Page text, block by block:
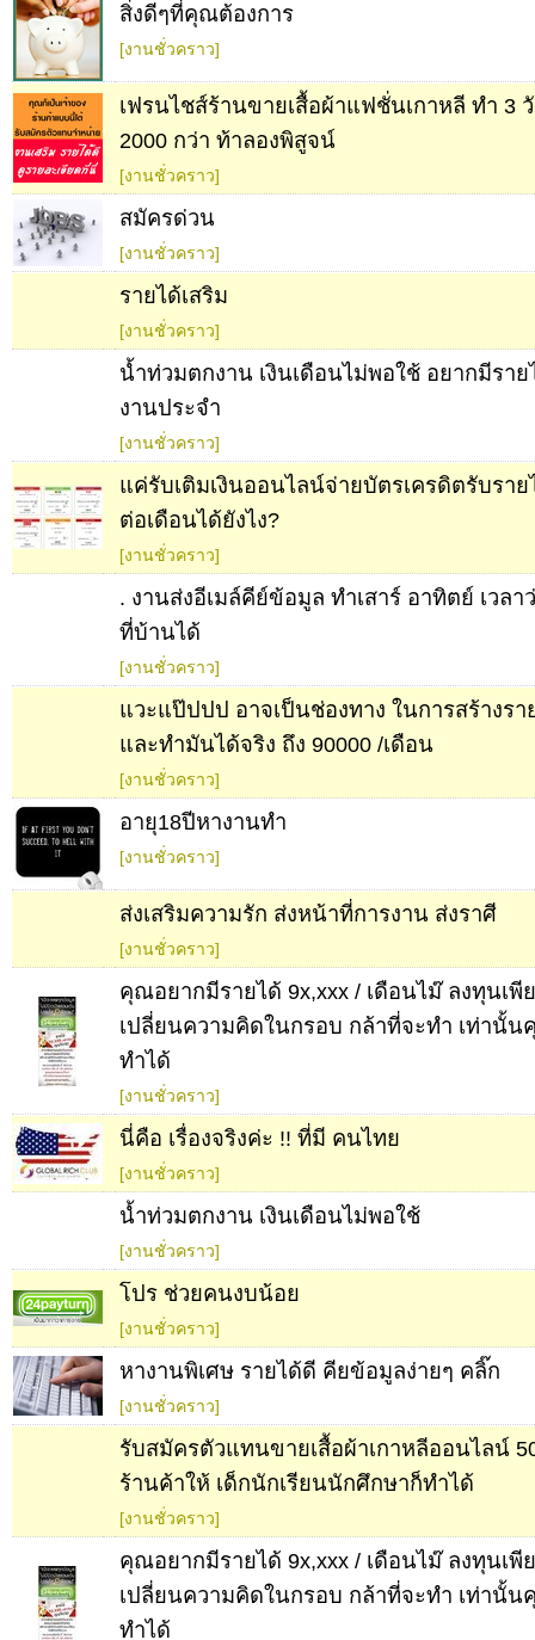
สิ่งดีๆที่คุณต้องการ
[งานชั่วคราว]
เฟรนไชส์ร้านขายเสื้อผ้าแฟชั่นเกาหลี ทำ 3
2000 กว่า ท้าลองพิสูจน์
[งานชั่วคราว]
สมัครด่วน
[งานชั่วคราว]
รายได้เสริม
[งานชั่วคราว]
น้ำท่วมตกงาน เงินเดือนไม่พอใช้ อยากมีรา
งานประจำ
[งานชั่วคราว]
แค่รับเติมเงินออนไลน์จ่ายบัตรเครดิตรับราย
ต่อเดือนได้ยังไง?
[งานชั่วคราว]
. งานส่งอีเมล์คีย์ข้อมูล ทำเสาร์ อาทิตย์ เวลา
ที่บ้านได้
[งานชั่วคราว]
แวะแป๊ปปป อาจเป็นช่องทาง ในการสร้างร
และทำมันได้จริง ถึง 90000 /เดือน
[งานชั่วคราว]
อายุ18ปีหางานทำ
[งานชั่วคราว]
ส่งเสริมความรัก ส่งหน้าที่การงาน ส่งราศี
[งานชั่วคราว]
คุณอยากมีรายได้ 9x,xxx / เดือนไม๊ ลงทุนเพี
เปลี่ยนความคิดในกรอบ กล้าที่จะทำ เท่านั้
ทำได้
[งานชั่วคราว]
นี่คือ เรื่องจริงค่ะ !! ที่มี คนไทย
[งานชั่วคราว]
น้ำท่วมตกงาน เงินเดือนไม่พอใช้
[งานชั่วคราว]
โปร ช่วยคนงบน้อย
[งานชั่วคราว]
หางานพิเศษ รายได้ดี คียข้อมูลง่ายๆ คลิ๊ก
[งานชั่วคราว]
รับสมัครตัวแทนขายเสื้อผ้าเกาหลีออนไลน์
ร้านค้าให้ เด็กนักเรียนนักศึกษาก็ทำได้
[งานชั่วคราว]
คุณอยากมีรายได้ 9x,xxx / เดือนไม๊ ลงทุนเพี
เปลี่ยนความคิดในกรอบ กล้าที่จะทำ เท่านั้
ทำได้